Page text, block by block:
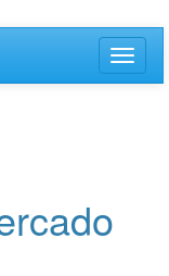
Toggle